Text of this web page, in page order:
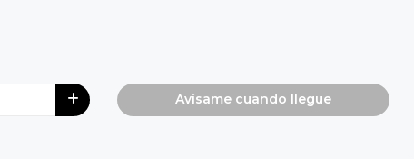
Avísame cuando llegue